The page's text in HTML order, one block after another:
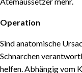
Operation
Sind anatomische
Schnarchen
helfen. Abhängig vom